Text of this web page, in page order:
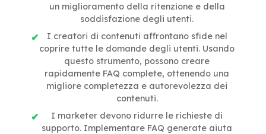
un miglioramento della ritenzione e della
soddisfazione degli utenti.
I creatori di contenuti affrontano sfide nel
coprire tutte le domande degli utenti. Usando
questo strumento, possono creare
rapidamente FAQ complete, ottenendo una
migliore completezza e autorevolezza dei
contenuti.
I marketer devono ridurre le richieste di
supporto. Implementare FAQ generate aiuta